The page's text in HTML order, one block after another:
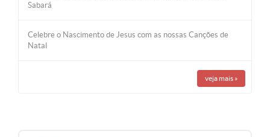
Sabará
Celebre o Nascimento de Jesus com as nossas Canções de
Natal
veja mais »